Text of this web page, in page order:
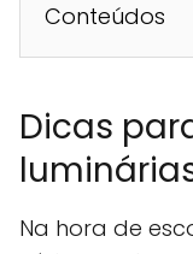
Conteúdos
Dicas
Na hora de